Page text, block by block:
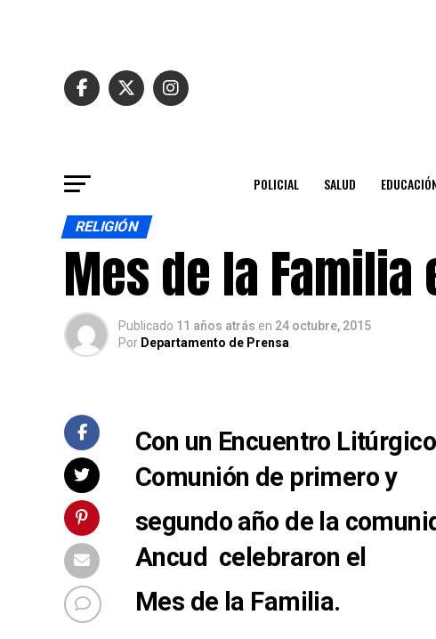
POLICIAL SALUD
RELIGIÓN
Mes de la Familia
Publicado 11 años atrás en 24 octubre, 2015
Por Departamento de Prensa
Con un Encuentro
Comunión de primero y
segundo año de la
Ancud celebraron el
Mes de la Familia.